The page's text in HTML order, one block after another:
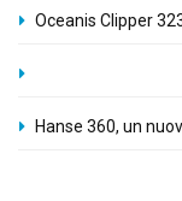
Oceanis Clipper
Hanse 360, un